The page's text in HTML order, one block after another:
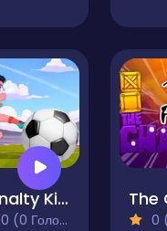
Penalty Kick Target
0 (0 Голосів) 0